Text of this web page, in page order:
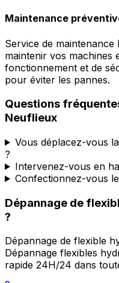
Maintenance
Service de
maintenir vos machines
fonctionnement et de
pour éviter les pannes.
Questions
Neuflieux
Vous déplacez-vous
?
Intervenez-vous en
Confectionnez-vous
Dépannage de
?
Dépannage de flexible
Dépannage flexibles
rapide 24H/24 dans